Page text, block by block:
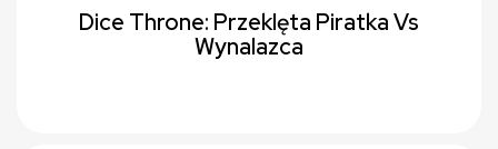
Dice Throne: Przeklęta Piratka Vs
Wynalazca